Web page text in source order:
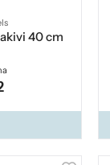
40 cm